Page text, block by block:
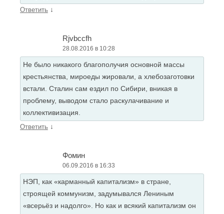
Ответить ↓
Rjvbccfh
28.08.2016 в 10:28
Не было никакого благополучия основной массы
крестьянства, мироеды жировали, а хлебозаготовки
встали. Сталин сам ездил по Сибири, вникая в
проблему, выводом стало раскулачивание и
коллективизация.
Ответить ↓
Фомин
06.09.2016 в 16:33
НЭП, как «карманный капитализм» в стране,
строящей коммунизм, задумывался Лениным
«всерьёз и надолго». Но как и всякий капитализм он